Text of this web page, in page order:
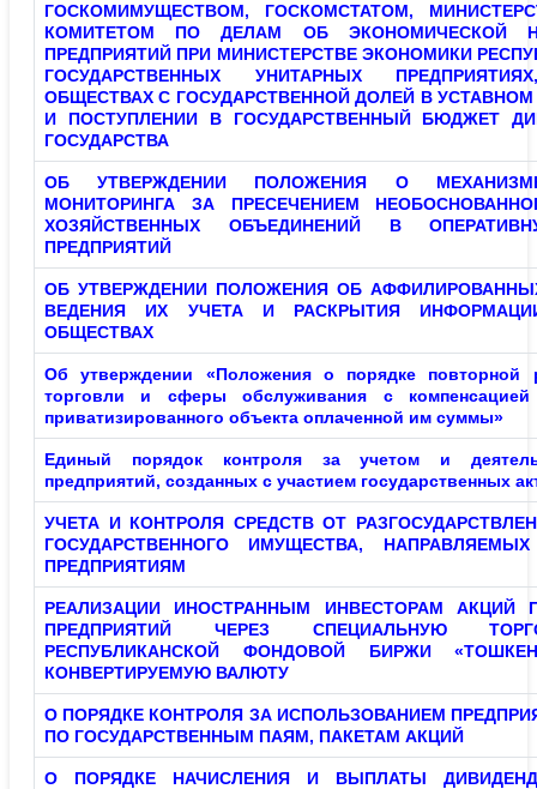
ГОСКОМИМУЩЕСТВОМ, ГОСКОМСТАТОМ,
КОМИТЕТОМ ПО ДЕЛАМ ОБ ЭКОНОМИЧЕСКОЙ
ПРЕДПРИЯТИЙ ПРИ МИНИСТЕРСТВЕ ЭКОНОМИКИ
ГОСУДАРСТВЕННЫХ УНИТАРНЫХ
ОБЩЕСТВАХ С ГОСУДАРСТВЕННОЙ ДОЛЕЙ В
И ПОСТУПЛЕНИИ В ГОСУДАРСТВЕННЫЙ БЮДЖЕТ
ГОСУДАРСТВА
ОБ УТВЕРЖДЕНИИ ПОЛОЖЕНИЯ О
МОНИТОРИНГА ЗА ПРЕСЕЧЕНИЕМ
ХОЗЯЙСТВЕННЫХ ОБЪЕДИНЕНИЙ В
ПРЕДПРИЯТИЙ
ОБ УТВЕРЖДЕНИИ ПОЛОЖЕНИЯ ОБ
ВЕДЕНИЯ ИХ УЧЕТА И РАСКРЫТИЯ
ОБЩЕСТВАХ
Об утверждении «Положения о порядке повторной
торговли и сферы обслуживания с компенсацией
приватизированного объекта оплаченной им суммы»
Единый порядок контроля за учетом и
предприятий, созданных с участием государственных
УЧЕТА И КОНТРОЛЯ СРЕДСТВ ОТ
ГОСУДАРСТВЕННОГО ИМУЩЕСТВА,
ПРЕДПРИЯТИЯМ
РЕАЛИЗАЦИИ ИНОСТРАННЫМ ИНВЕСТОРАМ АКЦИЙ
ПРЕДПРИЯТИЙ ЧЕРЕЗ СПЕЦИАЛЬНУЮ
РЕСПУБЛИКАНСКОЙ ФОНДОВОЙ БИРЖИ
КОНВЕРТИРУЕМУЮ ВАЛЮТУ
О ПОРЯДКЕ КОНТРОЛЯ ЗА ИСПОЛЬЗОВАНИЕМ
ПО ГОСУДАРСТВЕННЫМ ПАЯМ, ПАКЕТАМ АКЦИЙ
О ПОРЯДКЕ НАЧИСЛЕНИЯ И ВЫПЛАТЫ